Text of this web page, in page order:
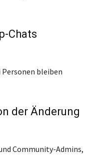
Chats
Personen bleiben
der Änderung
Community-Admins,